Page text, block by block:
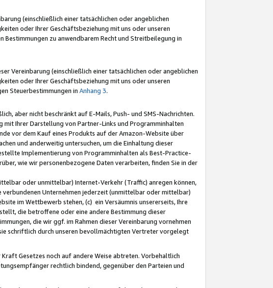
(einschließlich einer tatsächlichen oder angeblichen
oder Ihrer Geschäftsbeziehung mit uns oder unseren
zu anwendbarem Recht und Streitbeilegung in
Vereinbarung (einschließlich einer tatsächlichen oder angeblichen
oder Ihrer Geschäftsbeziehung mit uns oder unseren
Steuerbestimmungen in Anhang 3.
aber nicht beschränkt auf E-Mails, Push- und SMS-Nachrichten.
mit Ihrer Darstellung von Partner-Links und Programminhalten
vor dem Kauf eines Produkts auf der Amazon-Website über
und anderweitig untersuchen, um die Einhaltung dieser
Implementierung von Programminhalten als Best-Practice-
wie wir personenbezogene Daten verarbeiten, finden Sie in der
oder unmittelbar) Internet-Verkehr (Traffic) anregen können,
verbundenen Unternehmen jederzeit (unmittelbar oder mittelbar)
im Wettbewerb stehen, (c) ein Versäumnis unsererseits, Ihre
die betroffene oder eine andere Bestimmung dieser
die wir ggf. im Rahmen dieser Vereinbarung vornehmen
schriftlich durch unseren bevollmächtigten Vertreter vorgelegt
Gesetzes noch auf andere Weise abtreten. Vorbehaltlich
rechtlich bindend, gegenüber den Parteien und